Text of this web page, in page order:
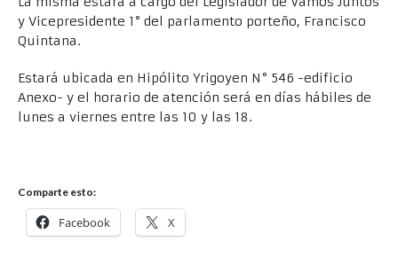
y Vicepresidente 1° del parlamento porteño, Francisco
Quintana.
Estará ubicada en Hipólito Yrigoyen N° 546 -edificio
Anexo- y el horario de atención será en días hábiles de
lunes a viernes entre las 10 y las 18.
Comparte esto:
Facebook X